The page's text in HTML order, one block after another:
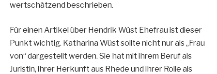
wertschätzend beschrieben.
Für einen Artikel über Hendrik Wüst Ehefrau ist dieser
Punkt wichtig. Katharina Wüst sollte nicht nur als „Frau
von“ dargestellt werden. Sie hat mit ihrem Beruf als
Juristin, ihrer Herkunft aus Rhede und ihrer Rolle als